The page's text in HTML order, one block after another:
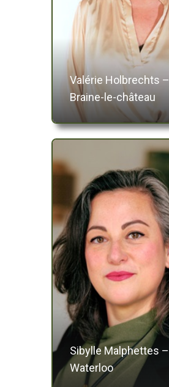
Valérie Holbrechts –
Braine-le-château
Sibylle Malphettes –
Waterloo